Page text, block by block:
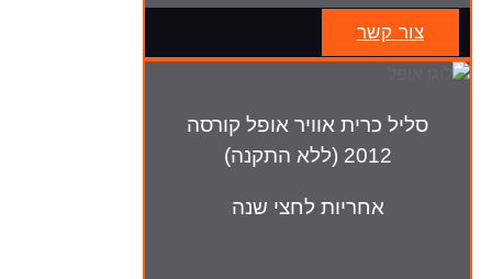
צור קשר
סליל כרית אוויר אופל קורסה
2012 (ללא התקנה)
אחריות לחצי שנה